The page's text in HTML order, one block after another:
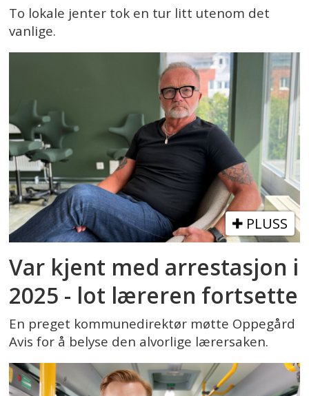
To lokale jenter tok en tur litt utenom det
vanlige.
PLUSS
Var kjent med arrestasjon i
2025 - lot læreren fortsette
En preget kommunedirektør møtte Oppegård
Avis for å belyse den alvorlige lærersaken.